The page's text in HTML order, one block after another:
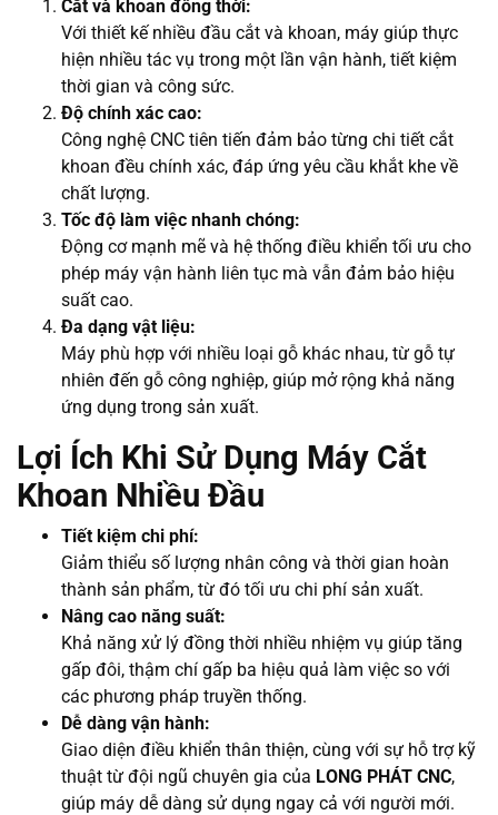
Cắt và khoan đồng thời:
Với thiết kế nhiều đầu cắt và khoan, máy giúp thực
hiện nhiều tác vụ trong một lần vận hành, tiết kiệm
thời gian và công sức.
Độ chính xác cao:
Công nghệ CNC tiên tiến đảm bảo từng chi tiết cắt
khoan đều chính xác, đáp ứng yêu cầu khắt khe về
chất lượng.
Tốc độ làm việc nhanh chóng:
Động cơ mạnh mẽ và hệ thống điều khiển tối ưu cho
phép máy vận hành liên tục mà vẫn đảm bảo hiệu
suất cao.
Đa dạng vật liệu:
Máy phù hợp với nhiều loại gỗ khác nhau, từ gỗ tự
nhiên đến gỗ công nghiệp, giúp mở rộng khả năng
ứng dụng trong sản xuất.
Lợi Ích Khi Sử Dụng Máy Cắt
Khoan Nhiều Đầu
Tiết kiệm chi phí:
Giảm thiểu số lượng nhân công và thời gian hoàn
thành sản phẩm, từ đó tối ưu chi phí sản xuất.
Nâng cao năng suất:
Khả năng xử lý đồng thời nhiều nhiệm vụ giúp tăng
gấp đôi, thậm chí gấp ba hiệu quả làm việc so với
các phương pháp truyền thống.
Dễ dàng vận hành:
Giao diện điều khiển thân thiện, cùng với sự hỗ trợ kỹ
thuật từ đội ngũ chuyên gia của LONG PHÁT CNC,
giúp máy dễ dàng sử dụng ngay cả với người mới.